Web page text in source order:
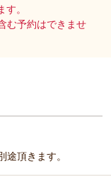
。
む予約はできませ
頂きます。